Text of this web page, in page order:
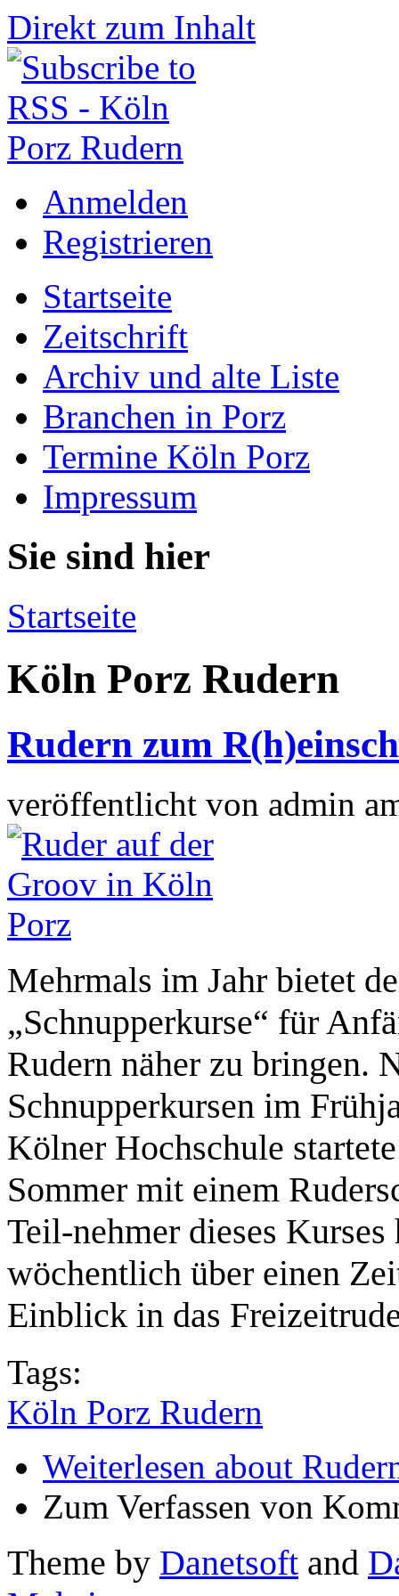
Direkt zum Inhalt
Anmelden
Registrieren
Startseite
Zeitschrift
Archiv und alte Liste
Branchen in Porz
Termine Köln Porz
Impressum
Sie sind hier
Startseite
Köln Porz Rudern
Rudern zum
veröffentlicht von admin
Mehrmals im Jahr bietet
„Schnupperkurse“ für
Rudern näher zu bringen.
Schnupperkursen im
Kölner Hochschule
Sommer mit einem
Teil-nehmer dieses
wöchentlich über einen
Einblick in das
Tags:
Köln Porz Rudern
Weiterlesen about
Zum Verfassen von
Theme by Danetsoft and